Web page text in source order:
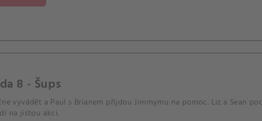
8 - Šups
vyvádět a Paul s Brianem přijdou Jimmymu na pomoc. Liz a Sean
na jistou akci.